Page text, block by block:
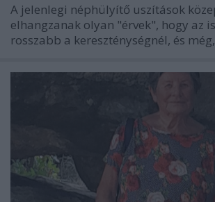
A jelenlegi néphülyítő uszítások
elhangzanak olyan "érvek", hogy az
rosszabb a kereszténységnél, és